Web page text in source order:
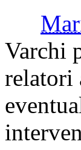
Varchi
relatori